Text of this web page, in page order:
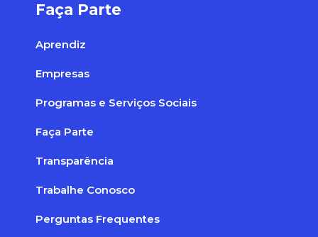
Faça Parte
Aprendiz
Empresas
Programas e Serviços Sociais
Faça Parte
Transparência
Trabalhe Conosco
Perguntas Frequentes